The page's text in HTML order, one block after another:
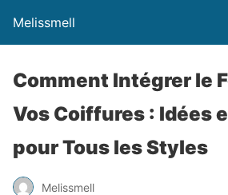
Melissmell
Comment Intégrer le
Vos Coiffures : Idées
pour Tous les Styles
Melissmell